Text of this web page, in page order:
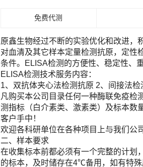
免费代测
原鑫生物经过不断的实验优化和改进，
对血清及其它样本定量检测抗原，定性
条件。ELISA检测的方便性、稳定性、
ELISA检测技术服务内容：
1、双抗体夹心法检测抗原 2、间接法
凡购买本公司目录任何一种酶联免疫
测指标（白介素类、激素类）及标本数
客户手中！
欢迎各科研单位在各种项目上与我们公
二、样本要求
在收集标本前都必须有一个完整的计划
的标本，及时储存在4℃备用，如有特